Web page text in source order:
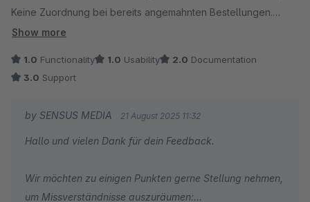
Vielen Dank für Ihre Mithilfe und Ihre Geduld!
Keine Zuordnung bei bereits angemahnten Bestellungen.
Die Zuordnung erfolgt oft willkürlich anhand der
Der Support ist zwar vorhanden und bemüht, reagiert jedoch
Rahmenbedingungen des Plugins nicht angepasst werden.
automatisierten Bankabgleich leider nicht empfehlenswert.
Show more
1.0 Functionality 1.0 Usability 2.0 Documentation
3.0 Support
by SENSUS MEDIA 21 August 2025 11:32
Hallo und vielen Dank für dein Feedback.
Wir möchten zu einigen Punkten gerne Stellung nehmen,
um Missverständnisse auszuräumen: